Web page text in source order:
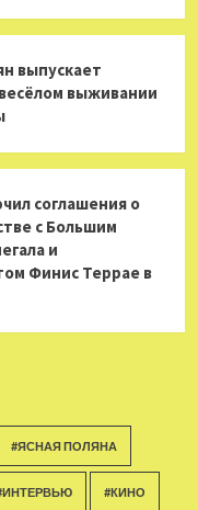
выпускает
выживании
соглашения о
с Большим
и
Финис Террае в
#ЯСНАЯ ПОЛЯНА
#КИНО